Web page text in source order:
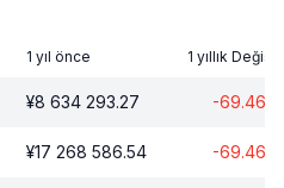
1 yıl önce 1 yıllık
¥8 634 293.27 -69.46
¥17 268 586.54 -69.46